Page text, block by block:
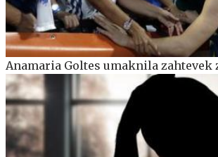
Anamaria Goltes umaknila zahtevek